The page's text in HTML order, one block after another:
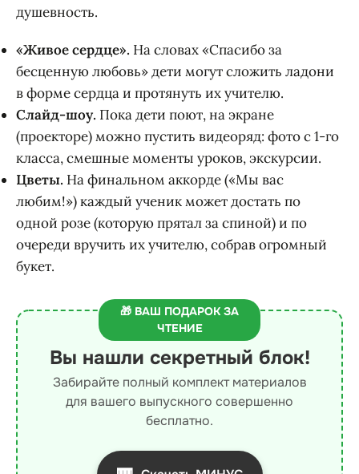
душевность.
«Живое сердце». На словах «Спасибо за
бесценную любовь» дети могут сложить ладони
в форме сердца и протянуть их учителю.
Слайд-шоу. Пока дети поют, на экране
(проекторе) можно пустить видеоряд: фото с 1-го
класса, смешные моменты уроков, экскурсии.
Цветы. На финальном аккорде («Мы вас
любим!») каждый ученик может достать по
одной розе (которую прятал за спиной) и по
очереди вручить их учителю, собрав огромный
букет.
🎁 ВАШ ПОДАРОК ЗА
ЧТЕНИЕ
Вы нашли секретный блок!
Забирайте полный комплект материалов
для вашего выпускного совершенно
бесплатно.